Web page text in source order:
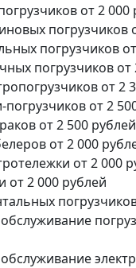
от 2 000
погрузчиков
погрузчиков
погрузчиков от
от 2
от 2
от 2 500 рублей
от 2 000
от 2 000
от 2 000 рублей